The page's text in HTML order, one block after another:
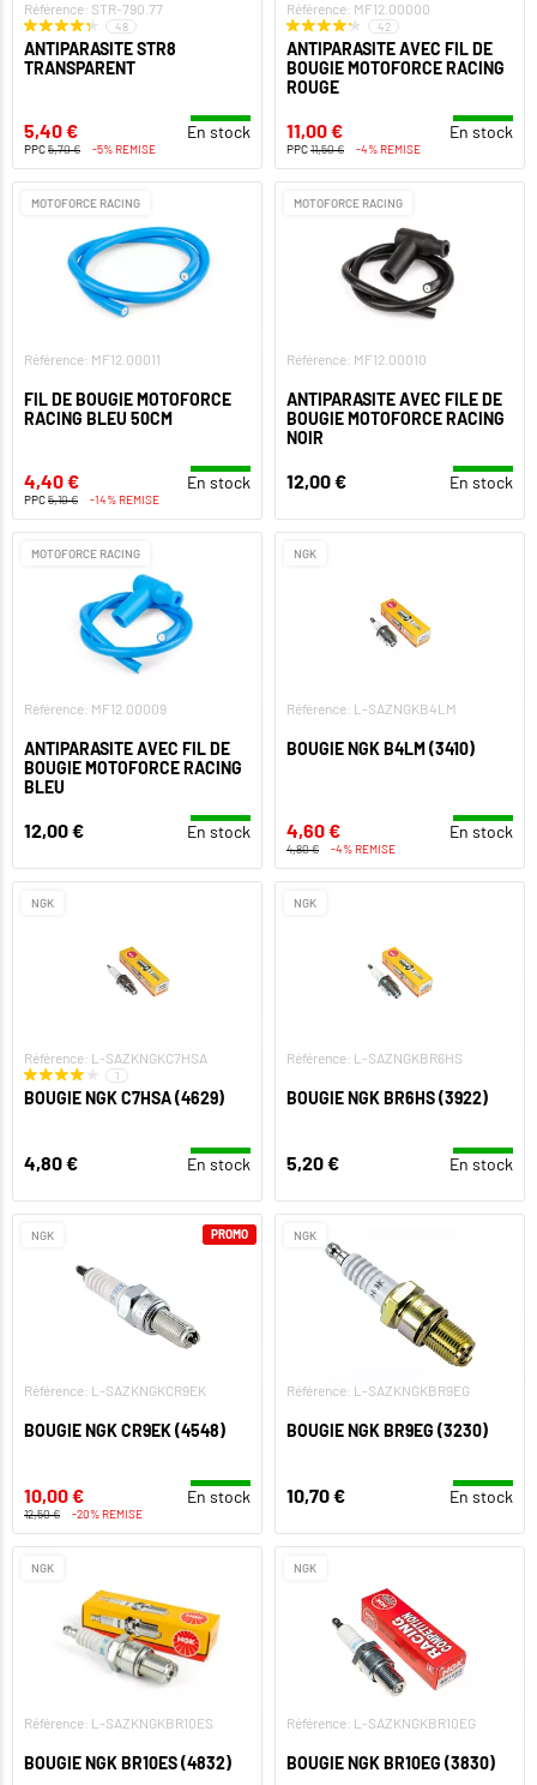
Référence: STR-790.77
48
ANTIPARASITE STR8
TRANSPARENT
5,40 € En stock
PPC5,70 € -5% REMISE
Référence: MF12.00000
42
ANTIPARASITE AVEC FIL DE
BOUGIE MOTOFORCE RACING
ROUGE
11,00 € En stock
PPC11,50 € -4% REMISE
MOTOFORCE RACING
Référence: MF12.00011
FIL DE BOUGIE MOTOFORCE
RACING BLEU 50CM
4,40 € En stock
PPC5,10 € -14% REMISE
MOTOFORCE RACING
Référence: MF12.00010
ANTIPARASITE AVEC FILE DE
BOUGIE MOTOFORCE RACING
NOIR
12,00 € En stock
MOTOFORCE RACING
Référence: MF12.00009
ANTIPARASITE AVEC FIL DE
BOUGIE MOTOFORCE RACING
BLEU
12,00 € En stock
NGK
Référence: L-SAZNGKB4LM
BOUGIE NGK B4LM (3410)
4,60 € En stock
4,80 € -4% REMISE
NGK
Référence: L-SAZKNGKC7HSA
1
BOUGIE NGK C7HSA (4629)
4,80 € En stock
NGK
Référence: L-SAZNGKBR6HS
BOUGIE NGK BR6HS (3922)
5,20 € En stock
NGK
Référence: L-SAZKNGKCR9EK
BOUGIE NGK CR9EK (4548)
10,00 € En stock
12,50 € -20% REMISE
PROMO NGK
Référence: L-SAZKNGKBR9EG
BOUGIE NGK BR9EG (3230)
10,70 € En stock
NGK
Référence: L-SAZKNGKBR10ES
BOUGIE NGK BR10ES (4832)
NGK
Référence: L-SAZKNGKBR10EG
BOUGIE NGK BR10EG (3830)